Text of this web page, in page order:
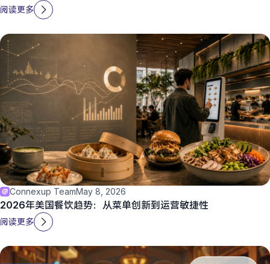
阅读更多
Connexup TeamMay 8, 2026
2026年美国餐饮趋势：从菜单创新到运营敏捷性
阅读更多